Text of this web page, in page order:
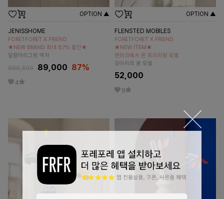
OPTION ▲
JENISSHOME
FORETFORET X FRIEND
★NEW BRAND 최대 87% 할인★
달항아리그림 액자
686,500 89,000 87%
4
OPTION ▲
FLENSTED MOBILES
FORETFORET X FRIEND
★NEW ITEM★
덴마크에서 온 프리미엄 모빌
강아지의 꿈 모빌
52,000
9